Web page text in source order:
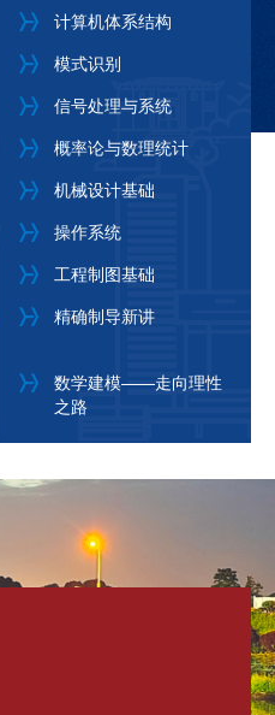
计算机体系结构
模式识别
信号处理与系统
概率论与数理统计
机械设计基础
操作系统
工程制图基础
精确制导新讲
数学建模——走向理性
之路